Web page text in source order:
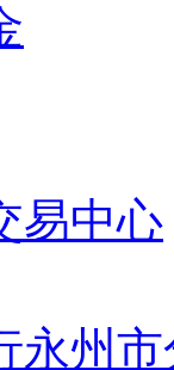
易中心
永州